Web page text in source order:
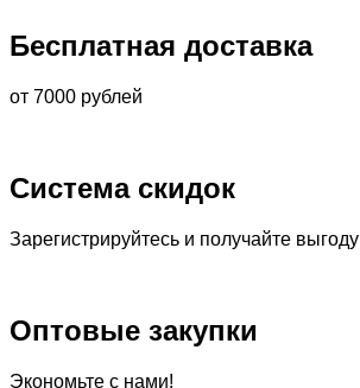
Бесплатная доставка
от 7000 рублей
Система скидок
Зарегистрируйтесь и получайте выгоду
Оптовые закупки
Экономьте с нами!